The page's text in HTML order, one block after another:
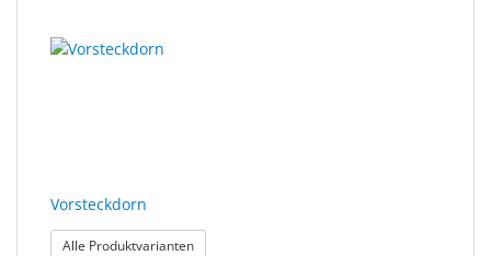
Vorsteckdorn
Alle Produktvarianten: Vorsteckdorn